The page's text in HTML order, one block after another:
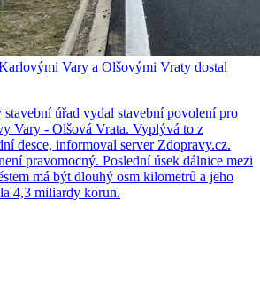
Vary a Olšovými Vraty dostal
úřad vydal stavební povolení pro
Vary - Olšová Vrata. Vyplývá to z
desce, informoval server Zdopravy.cz.
pravomocný. Poslední úsek dálnice mezi
má být dlouhý osm kilometrů a jeho
4,3 miliardy korun.